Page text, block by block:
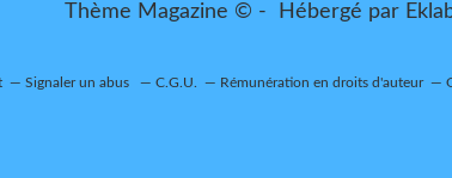
Thème Magazine © - Hébergé par
Signaler un abus C.G.U. Rémunération en droits d'auteur